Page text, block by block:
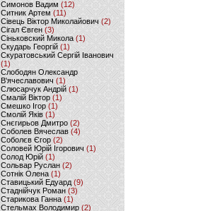
Симонов Вадим (12)
Ситник Артем(11)
Сівець Віктор Миколайович(2)
Сігал Євген (3)
Сіньковский Микола(1)
Скударь Георгій (1)
Скуратовський Сергій Іванович
(1)
Слободян Олександр
В'ячеславович(1)
Слюсарчук Андрій(1)
Смалій Віктор (1)
Смешко Ігор (1)
Смолій Яків (1)
Снєгирьов Дмитро (2)
Соболев Вячеслав (4)
Соболєв Єгор(2)
Соловей Юрій Ігорович (1)
Солод Юрій (1)
Сольвар Руслан (2)
Сотнік Олена(1)
Ставицький Едуард (9)
Стаднійчук Роман(3)
Старикова Ганна (1)
Стельмах Володимир(2)